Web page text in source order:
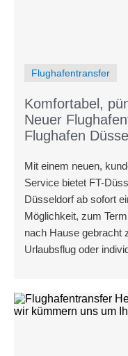
Flughafentransfer
Komfortabel,
Neuer
Flughafen
Mit einem neuen,
Service bietet FT-
Düsseldorf ab sofort
Möglichkeit, zum
nach Hause gebracht
Urlaubsflug oder